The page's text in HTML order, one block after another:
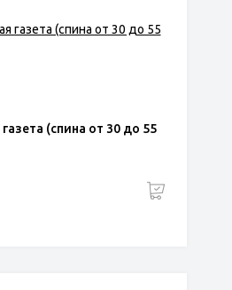
(спина от 30 до 55